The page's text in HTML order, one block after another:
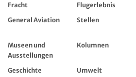
Fracht
Flugerlebnis
General Aviation
Stellen
Museen und
Ausstellungen
Kolumnen
Geschichte Umwelt